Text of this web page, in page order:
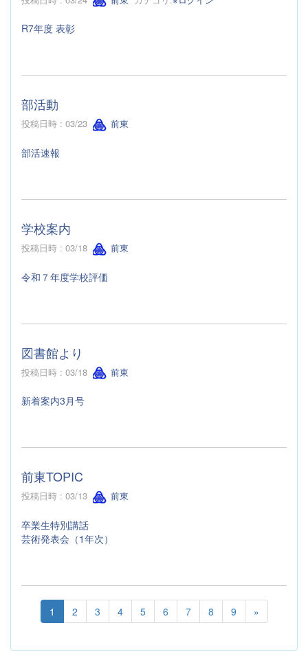
R7年度 表彰
部活動
投稿日時 : 03/23 前東
部活速報
学校案内
投稿日時 : 03/18 前東
令和７年度学校評価
図書館より
投稿日時 : 03/18 前東
新着案内3月号
前東TOPIC
投稿日時 : 03/13 前東
卒業生特別講話
芸術発表会（1年次）
1 2 3 4 5 6 7 8 9 »